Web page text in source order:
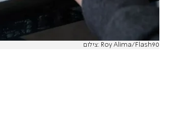
צילום: Roy Alima/Flash90